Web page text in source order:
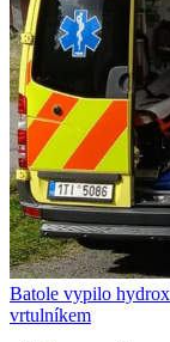
Batole vypilo
vrtulníkem